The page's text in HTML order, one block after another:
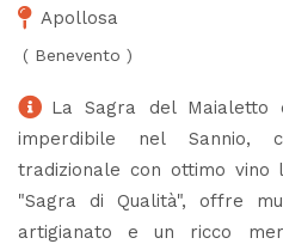
Apollosa
( Benevento )
La Sagra del Maialetto
imperdibile nel Sannio,
tradizionale con ottimo vino
"Sagra di Qualità", offre
artigianato e un ricco